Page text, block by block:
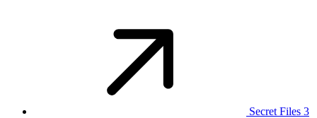
Secret Files 3